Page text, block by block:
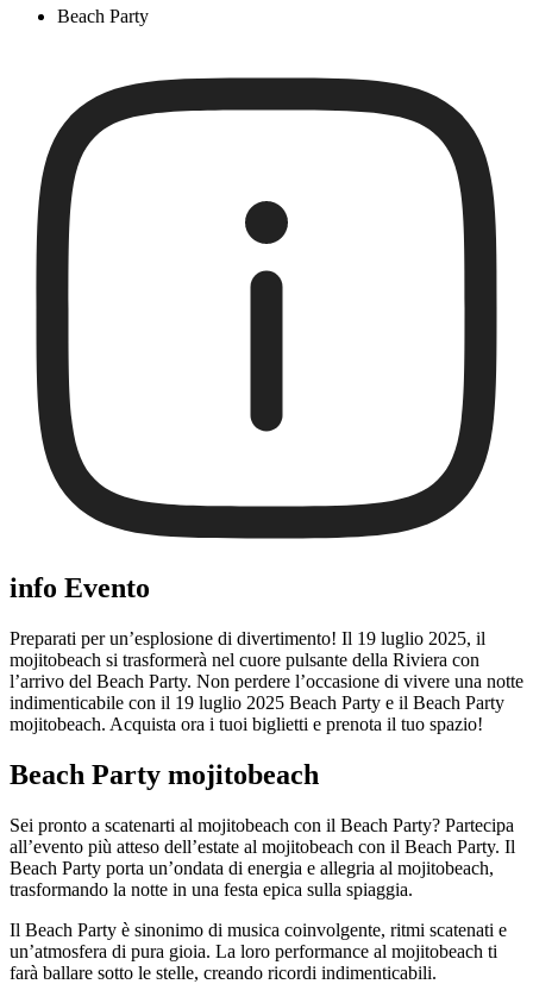
Beach Party
info Evento
Preparati per un’esplosione di divertimento! Il 19 luglio 2025, il
mojitobeach si trasformerà nel cuore pulsante della Riviera con
l’arrivo del Beach Party. Non perdere l’occasione di vivere una notte
indimenticabile con il 19 luglio 2025 Beach Party e il Beach Party
mojitobeach. Acquista ora i tuoi biglietti e prenota il tuo spazio!
Beach Party mojitobeach
Sei pronto a scatenarti al mojitobeach con il Beach Party? Partecipa
all’evento più atteso dell’estate al mojitobeach con il Beach Party. Il
Beach Party porta un’ondata di energia e allegria al mojitobeach,
trasformando la notte in una festa epica sulla spiaggia.
Il Beach Party è sinonimo di musica coinvolgente, ritmi scatenati e
un’atmosfera di pura gioia. La loro performance al mojitobeach ti
farà ballare sotto le stelle, creando ricordi indimenticabili.